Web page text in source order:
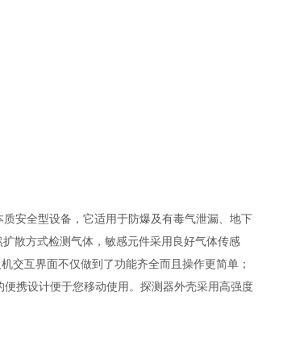
安全型设备，它适用于防爆及有毒气泄漏、地下
散方式检测气体，敏感元件采用良好气体传感
交互界面不仅做到了功能齐全而且操作更简单；
携设计便于您移动使用。探测器外壳采用高强度